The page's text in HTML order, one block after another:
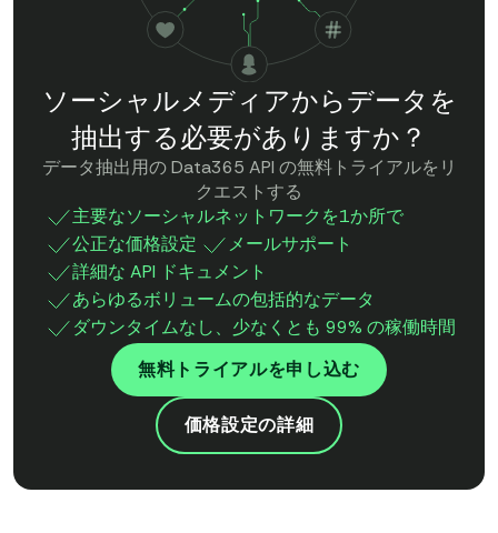
ソーシャルメディアからデータを
抽出する必要がありますか？
データ抽出用の Data365 API の無料トライアルをリ
クエストする
主要なソーシャルネットワークを1か所で
公正な価格設定
メールサポート
詳細な API ドキュメント
あらゆるボリュームの包括的なデータ
ダウンタイムなし、少なくとも 99% の稼働時間
無料トライアルを申し込む
価格設定の詳細